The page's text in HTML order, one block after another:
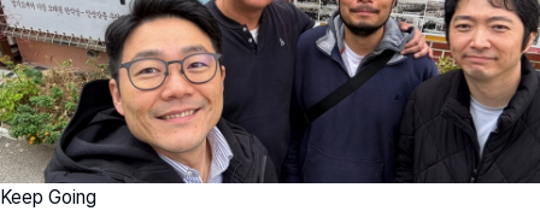
Keep Going